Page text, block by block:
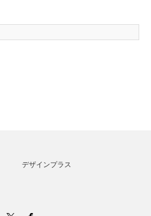
デザインプラス